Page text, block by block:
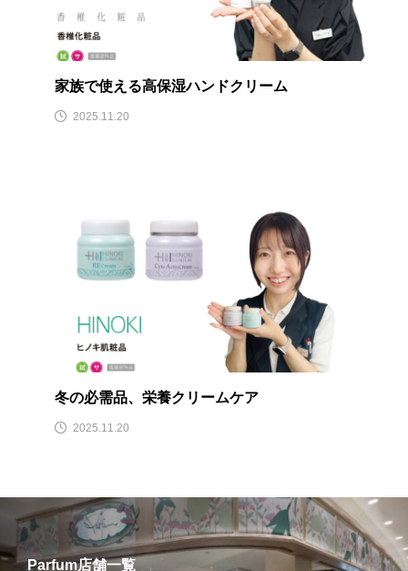
家族で使える高保湿ハンドクリーム
2025.11.20
冬の必需品、栄養クリームケア
2025.11.20
Parfum店舗一覧